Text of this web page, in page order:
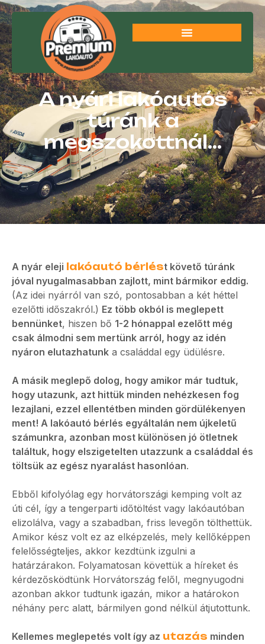
A nyári lakóautós
túránk a
megszokottnál…
A nyár eleji lakóautó bérlést követő túránk
jóval nyugalmasabban zajlott, mint bármikor eddig.
(Az idei nyárról van szó, pontosabban a két héttel
ezelőtti időszakról.) Ez több okból is meglepett
bennünket, hiszen bő 1-2 hónappal ezelőtt még
csak álmodni sem mertünk arról, hogy az idén
nyáron elutazhatunk a családdal egy üdülésre.
A másik meglepő dolog, hogy amikor már tudtuk,
hogy utazunk, azt hittük minden nehézkesen fog
lezajlani, ezzel ellentétben minden gördülékenyen
ment! A lakóautó bérlés egyáltalán nem újkeletű
számunkra, azonban most különösen jó ötletnek
találtuk, hogy elszigetelten utazzunk a családdal és
töltsük az egész nyaralást hasonlóan.
Ebből kifolyólag egy horvátországi kemping volt az
úti cél, így a tengerparti időtöltést vagy lakóautóban
elizolálva, vagy a szabadban, friss levegőn tölthettük.
Amikor kész volt ez az elképzelés, mely kellőképpen
felelősségteljes, akkor kezdtünk izgulni a
határzárakon. Folyamatosan követtük a híreket és
kérdezősködtünk Horvátország felől, megnyugodni
azonban akkor tudtunk igazán, mikor a határokon
néhány perc alatt, bármilyen gond nélkül átjutottunk.
Kellemes meglepetés volt így az utazás minden